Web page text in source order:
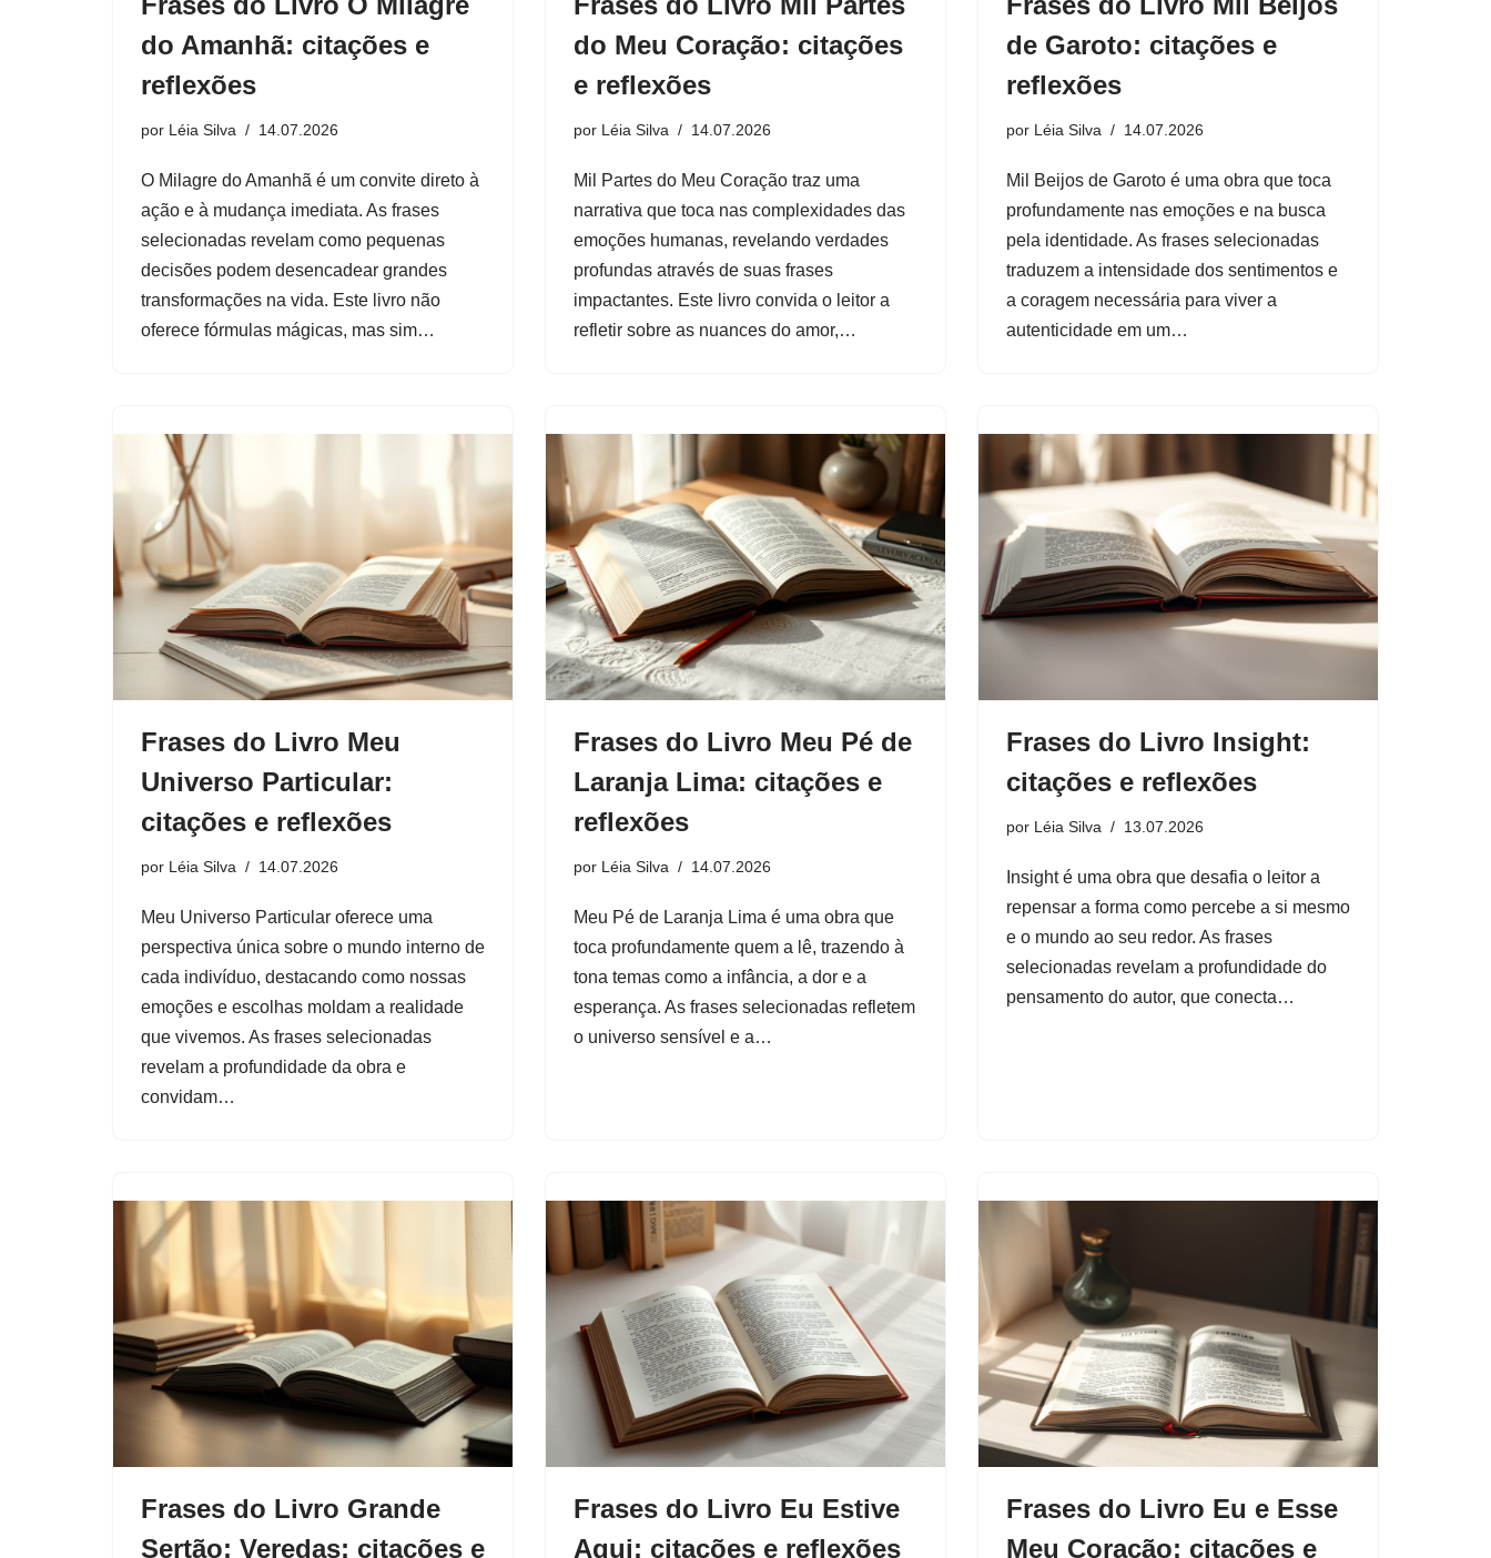
do Amanhã: citações e
reflexões
por Léia Silva 14.07.2026
O Milagre do Amanhã é um convite direto à
ação e à mudança imediata. As frases
selecionadas revelam como pequenas
decisões podem desencadear grandes
transformações na vida. Este livro não
oferece fórmulas mágicas, mas sim…
do Meu Coração: citações
e reflexões
por Léia Silva 14.07.2026
Mil Partes do Meu Coração traz uma
narrativa que toca nas complexidades das
emoções humanas, revelando verdades
profundas através de suas frases
impactantes. Este livro convida o leitor a
refletir sobre as nuances do amor,…
de Garoto: citações e
reflexões
por Léia Silva 14.07.2026
Mil Beijos de Garoto é uma obra que toca
profundamente nas emoções e na busca
pela identidade. As frases selecionadas
traduzem a intensidade dos sentimentos e
a coragem necessária para viver a
autenticidade em um…
Frases do Livro Meu
Universo Particular:
citações e reflexões
por Léia Silva 14.07.2026
Meu Universo Particular oferece uma
perspectiva única sobre o mundo interno de
cada indivíduo, destacando como nossas
emoções e escolhas moldam a realidade
que vivemos. As frases selecionadas
revelam a profundidade da obra e
convidam…
Frases do Livro Meu Pé de
Laranja Lima: citações e
reflexões
por Léia Silva 14.07.2026
Meu Pé de Laranja Lima é uma obra que
toca profundamente quem a lê, trazendo à
tona temas como a infância, a dor e a
esperança. As frases selecionadas refletem
o universo sensível e a…
Frases do Livro Insight:
citações e reflexões
por Léia Silva 13.07.2026
Insight é uma obra que desafia o leitor a
repensar a forma como percebe a si mesmo
e o mundo ao seu redor. As frases
selecionadas revelam a profundidade do
pensamento do autor, que conecta…
Frases do Livro Grande
Sertão: Veredas: citações e
Frases do Livro Eu Estive
Aqui: citações e reflexões
Frases do Livro Eu e Esse
Meu Coração: citações e